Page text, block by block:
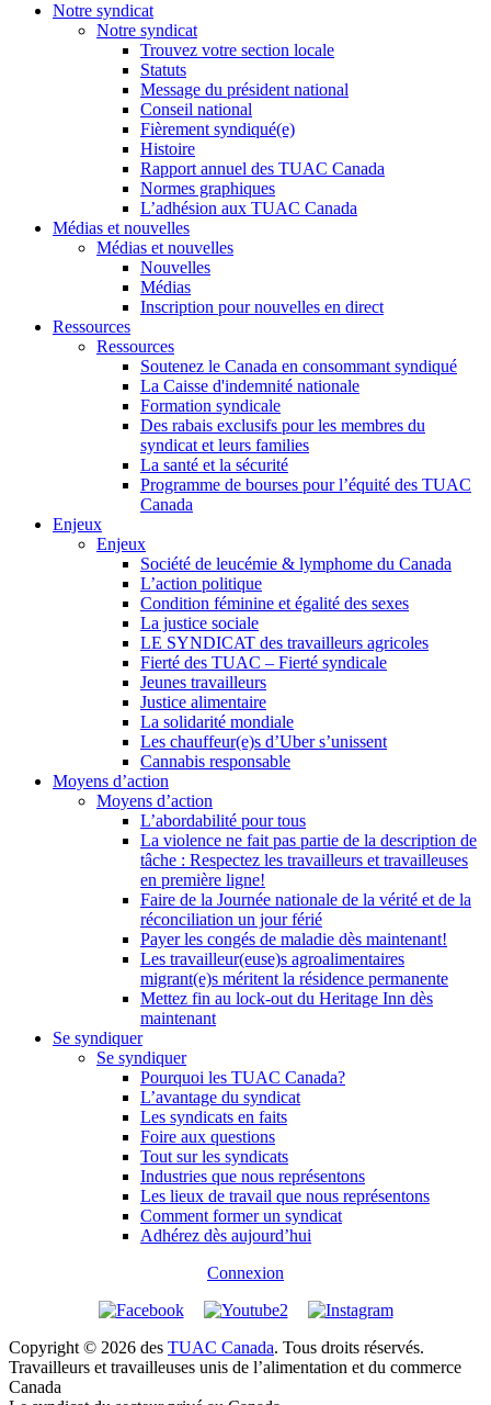
Notre syndicat
Notre syndicat
Trouvez votre section locale
Statuts
Message du président national
Conseil national
Fièrement syndiqué(e)
Histoire
Rapport annuel des TUAC Canada
Normes graphiques
L’adhésion aux TUAC Canada
Médias et nouvelles
Médias et nouvelles
Nouvelles
Médias
Inscription pour nouvelles en direct
Ressources
Ressources
Soutenez le Canada en consommant syndiqué
La Caisse d'indemnité nationale
Formation syndicale
Des rabais exclusifs pour les membres du
syndicat et leurs families
La santé et la sécurité
Programme de bourses pour l’équité des TUAC
Canada
Enjeux
Enjeux
Société de leucémie & lymphome du Canada
L’action politique
Condition féminine et égalité des sexes
La justice sociale
LE SYNDICAT des travailleurs agricoles
Fierté des TUAC – Fierté syndicale
Jeunes travailleurs
Justice alimentaire
La solidarité mondiale
Les chauffeur(e)s d’Uber s’unissent
Cannabis responsable
Moyens d’action
Moyens d’action
L’abordabilité pour tous
La violence ne fait pas partie de la description de
tâche : Respectez les travailleurs et travailleuses
en première ligne!
Faire de la Journée nationale de la vérité et de la
réconciliation un jour férié
Payer les congés de maladie dès maintenant!
Les travailleur(euse)s agroalimentaires
migrant(e)s méritent la résidence permanente
Mettez fin au lock-out du Heritage Inn dès
maintenant
Se syndiquer
Se syndiquer
Pourquoi les TUAC Canada?
L’avantage du syndicat
Les syndicats en faits
Foire aux questions
Tout sur les syndicats
Industries que nous représentons
Les lieux de travail que nous représentons
Comment former un syndicat
Adhérez dès aujourd’hui
Connexion
Copyright © 2026 des TUAC Canada. Tous droits réservés.
Travailleurs et travailleuses unis de l’alimentation et du commerce
Canada